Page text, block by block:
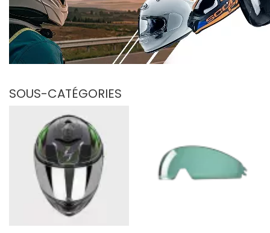
SOUS-CATÉGORIES